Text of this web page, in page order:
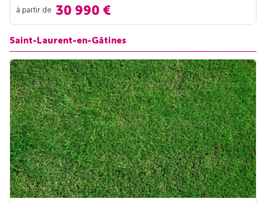
à partir de 30 990 €
Saint-Laurent-en-Gâtines